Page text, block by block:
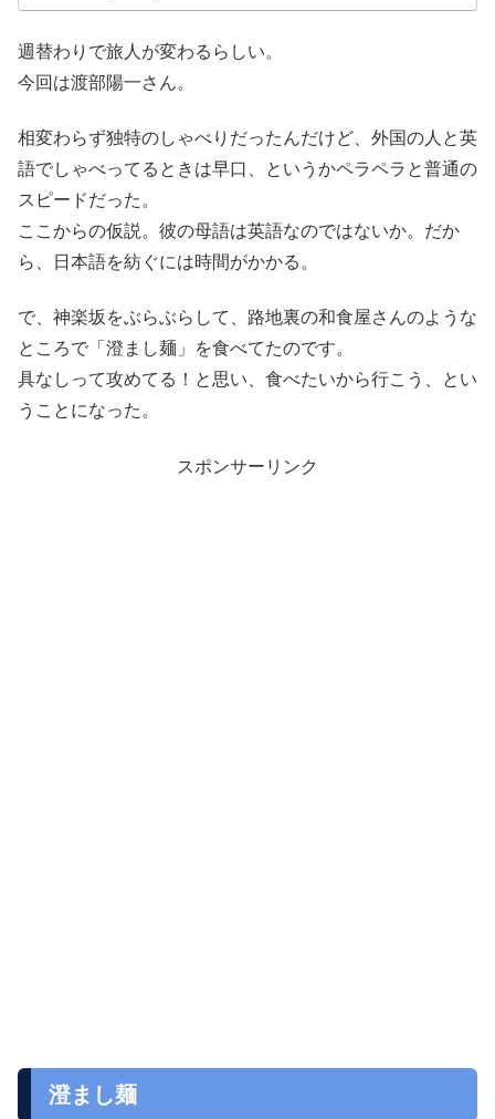
週替わりで旅人が変わるらしい。
今回は渡部陽一さん。
相変わらず独特のしゃべりだったんだけど、外国の人と英
語でしゃべってるときは早口、というかペラペラと普通の
スピードだった。
ここからの仮説。彼の母語は英語なのではないか。だか
ら、日本語を紡ぐには時間がかかる。
で、神楽坂をぶらぶらして、路地裏の和食屋さんのような
ところで「澄まし麺」を食べてたのです。
具なしって攻めてる！と思い、食べたいから行こう、とい
うことになった。
スポンサーリンク
澄まし麺